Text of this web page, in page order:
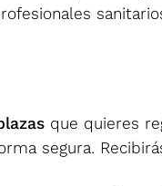
que quieres
segura.